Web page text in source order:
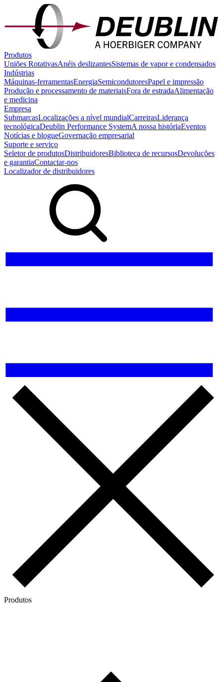
Produtos
Uniões RotativasAnéis deslizantesSistemas de vapor e condensados
Indústrias
Máquinas-ferramentasEnergiaSemicondutoresPapel e impressão
Produção e processamento de materiaisFora de estradaAlimentação
e medicina
Empresa
SubmarcasLocalizações a nível mundialCarreirasLiderança
tecnológicaDeublin Performance SystemA nossa históriaEventos
Notícias e blogueGovernação empresarial
Suporte e serviço
Seletor de produtosDistribuidoresBiblioteca de recursosDevoluções
e garantiaContactar-nos
Localizador de distribuidores
Produtos